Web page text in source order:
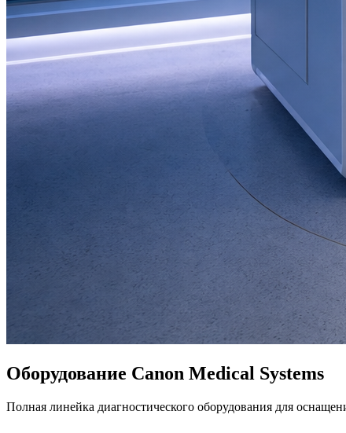
Оборудование Canon Medical Systems
Полная линейка диагностического оборудования для